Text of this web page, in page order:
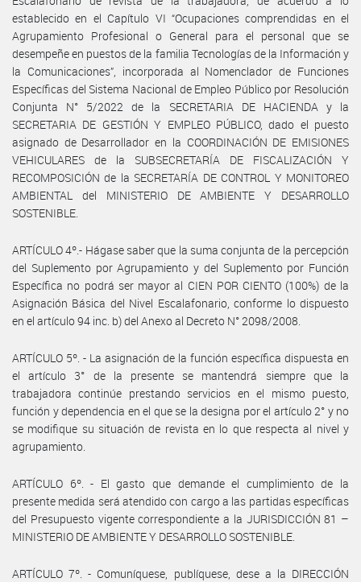
establecido en el Capítulo VI “Ocupaciones comprendidas en el
Agrupamiento Profesional o General para el personal que se
desempeñe en puestos de la familia Tecnologías de la Información y
la Comunicaciones”, incorporada al Nomenclador de Funciones
Específicas del Sistema Nacional de Empleo Público por Resolución
Conjunta N° 5/2022 de la SECRETARIA DE HACIENDA y la
SECRETARIA DE GESTIÓN Y EMPLEO PÚBLICO, dado el puesto
asignado de Desarrollador en la COORDINACIÓN DE EMISIONES
VEHICULARES de la SUBSECRETARÍA DE FISCALIZACIÓN Y
RECOMPOSICIÓN de la SECRETARÍA DE CONTROL Y MONITOREO
AMBIENTAL del MINISTERIO DE AMBIENTE Y DESARROLLO
SOSTENIBLE.
ARTÍCULO 4º.- Hágase saber que la suma conjunta de la percepción
del Suplemento por Agrupamiento y del Suplemento por Función
Específica no podrá ser mayor al CIEN POR CIENTO (100%) de la
Asignación Básica del Nivel Escalafonario, conforme lo dispuesto
en el artículo 94 inc. b) del Anexo al Decreto N° 2098/2008.
ARTÍCULO 5º. - La asignación de la función específica dispuesta en
el artículo 3° de la presente se mantendrá siempre que la
trabajadora continúe prestando servicios en el mismo puesto,
función y dependencia en el que se la designa por el artículo 2° y no
se modifique su situación de revista en lo que respecta al nivel y
agrupamiento.
ARTÍCULO 6º. - El gasto que demande el cumplimiento de la
presente medida será atendido con cargo a las partidas específicas
del Presupuesto vigente correspondiente a la JURISDICCIÓN 81 –
MINISTERIO DE AMBIENTE Y DESARROLLO SOSTENIBLE.
ARTÍCULO 7º. - Comuníquese, publíquese, dese a la DIRECCIÓN